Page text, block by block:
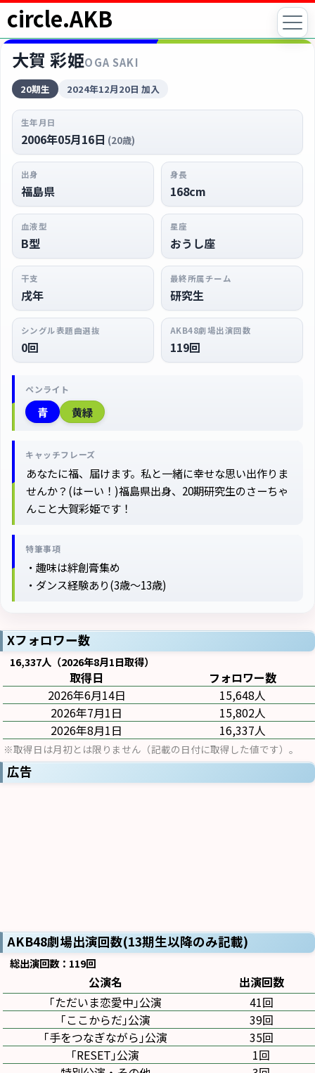
circle.AKB
大賀 彩姫OGA SAKI
20期生 2024年12月20日 加入
生年月日
2006年05月16日 (20歳)
出身
福島県
身長
168cm
血液型
B型
星座
おうし座
干支
戌年
最終所属チーム
研究生
シングル表題曲選抜
0回
AKB48劇場出演回数
119回
ペンライト
青 黄緑
キャッチフレーズ
あなたに福、届けます。私と一緒に幸せな思い出作りま
せんか？(はーい！)福島県出身、20期研究生のさーちゃ
んこと大賀彩姫です！
特筆事項
・趣味は絆創膏集め
・ダンス経験あり(3歳～13歳)
Xフォロワー数
16,337人（2026年8月1日取得）
取得日
フォロワー数
2026年6月14日
15,648人
2026年7月1日
15,802人
2026年8月1日
16,337人
※取得日は月初とは限りません（記載の日付に取得した値です）。
広告
AKB48劇場出演回数(13期生以降のみ記載)
総出演回数：119回
公演名
出演回数
｢ただいま恋愛中｣公演
41回
｢ここからだ｣公演
39回
｢手をつなぎながら｣公演
35回
｢RESET｣公演
1回